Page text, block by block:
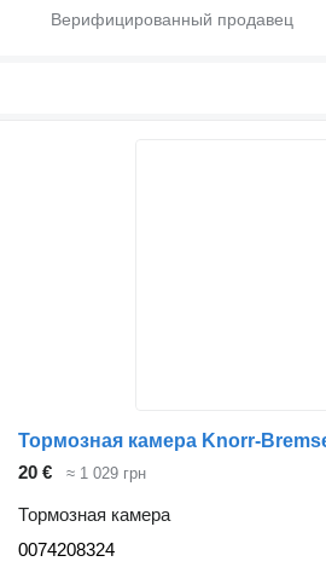
20 € ≈ 1 029 грн
Тормозная камера
0074208324